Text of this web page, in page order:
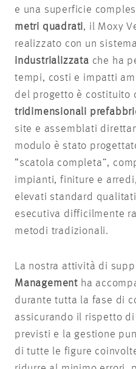
e una superficie
metri quadrati, il Moxy
realizzato con un
industrializzata che ha
tempi, costi e impatti
del progetto è costituito
tridimensionali
site e assemblati
modulo è stato
“scatola completa”,
impianti, finiture e
elevati standard
esecutiva difficilmente
metodi tradizionali.
La nostra attività di
Management ha
durante tutta la fase di
assicurando il rispetto
previsti e la gestione
di tutte le figure